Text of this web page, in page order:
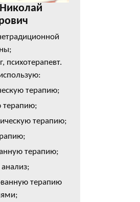
психотерапевт.
терапию;
терапию;
терапию;
терапию;
терапию